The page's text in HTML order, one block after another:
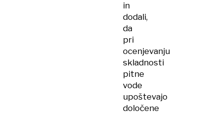
in
dodali,
da
pri
ocenjevanju
skladnosti
pitne
vode
upoštevajo
določene